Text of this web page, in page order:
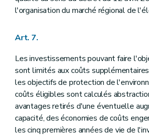
l'organisation du marché régional de
Art. 7.
Les investissements pouvant faire
sont limités aux coûts
les objectifs de protection de
coûts éligibles sont calculés
avantages retirés d'une éventuelle
capacité, des économies de coûts
les cinq premières années de vie de